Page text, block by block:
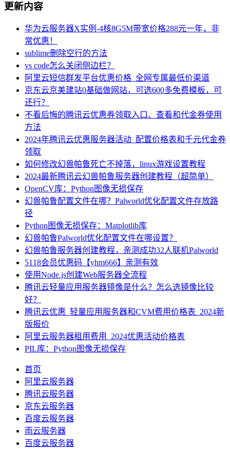
更新内容
华为云服务器X实例-4核8G5M带宽价格288元一年，非
常优惠！
sublime删除空行的方法
vs code怎么关闭侧边栏？
阿里云短信群发平台优惠价格_全网专属最低价渠道
京东云京美建站0基础做网站，可选600多免费模板，可
还行？
不看后悔的腾讯云优惠券领取入口、查看和代金券使用
方法
2024年腾讯云优惠服务器活动_配置价格表和千元代金券
领取
如何修改幻兽帕鲁死亡不掉落，linux游戏设置教程
2024最新腾讯云幻兽帕鲁服务器创建教程（超简单）
OpenCV库：Python图像无损保存
幻兽帕鲁配置文件在哪？Palworld优化配置文件存放路
径
Python图像无损保存：Matplotlib库
幻兽帕鲁Palworld优化配置文件在哪设置？
幻兽帕鲁服务器创建教程，亲测成功32人联机Palworld
5118会员优惠码【yhm666】亲测有效
使用Node.js创建Web服务器全流程
腾讯云轻量应用服务器镜像是什么？怎么选镜像比较
好？
腾讯云优惠_轻量应用服务器和CVM费用价格表_2024新
版报价
阿里云服务器租用费用_2024优惠活动价格表
PIL库：Python图像无损保存
首页
阿里云服务器
腾讯云服务器
京东云服务器
百度云服务器
雨云服务器
百度云服务器